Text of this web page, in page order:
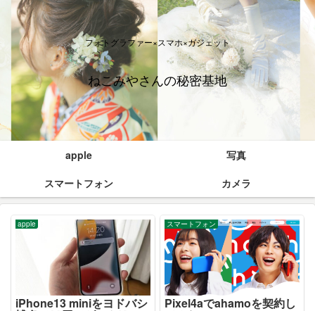
フォトグラファー×スマホ×ガジェット
ねこみやさんの秘密基地
apple
写真
スマートフォン
カメラ
apple
iPhone13 miniをヨドバシ
スマートフォン
Pixel4aでahamoを契約し